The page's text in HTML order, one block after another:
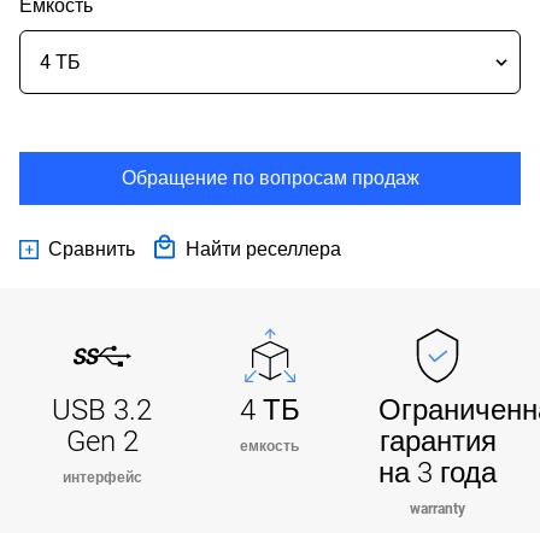
Емкость
Обращение по вопросам продаж
Сравнить Найти реселлера
USB 3.2
Gen 2
интерфейс
4 ТБ
емкость
гарантия
на 3 года
warranty